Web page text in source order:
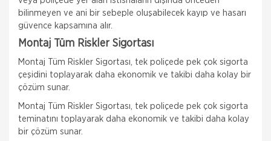
bilinmeyen ve ani bir sebeple oluşabilecek kayıp ve hasarı
güvence kapsamına alır.
Montaj Tüm Riskler Sigortası
Montaj Tüm Riskler Sigortası, tek poliçede pek çok sigorta
çeşidini toplayarak daha ekonomik ve takibi daha kolay bir
çözüm sunar.
Montaj Tüm Riskler Sigortası, tek poliçede pek çok sigorta
teminatını toplayarak daha ekonomik ve takibi daha kolay
bir çözüm sunar.